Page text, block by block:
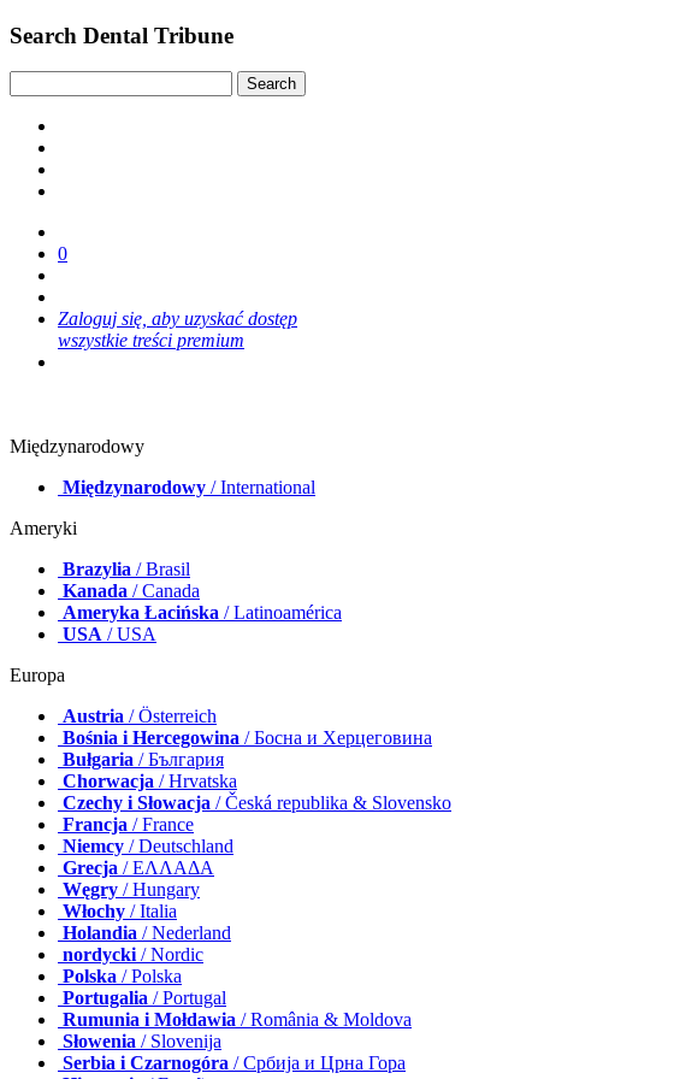
Search Dental Tribune
0
Zaloguj się, aby uzyskać dostęp
wszystkie treści premium
Międzynarodowy
Międzynarodowy / International
Ameryki
Brazylia / Brasil
Kanada / Canada
Ameryka Łacińska / Latinoamérica
USA / USA
Europa
Austria / Österreich
Bośnia i Hercegowina / Босна и Херцеговина
Bułgaria / България
Chorwacja / Hrvatska
Czechy i Słowacja / Česká republika & Slovensko
Francja / France
Niemcy / Deutschland
Grecja / ΕΛΛΑΔΑ
Węgry / Hungary
Włochy / Italia
Holandia / Nederland
nordycki/ Nordic
Polska / Polska
Portugalia / Portugal
Rumunia i Mołdawia / România & Moldova
Słowenia / Slovenija
Serbia i Czarnogóra / Србија и Црна Гора